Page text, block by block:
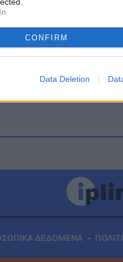
CONFIRM
Data Deletion
Παναθηναϊκό. Τί είχαν
ντέρμπι με τον ΠΑΟ
να κερδίσει όλα τα […]
ΔΕΔΟΜΕΝΑ